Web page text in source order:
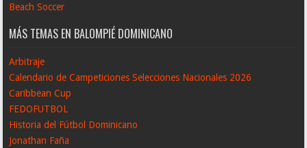
Beach Soccer
MÁS TEMAS EN BALOMPIÉ DOMINICANO
Arbitraje
Calendario de Campeticiones Selecciones Nacionales 2026
Caribbean Cup
FEDOFUTBOL
Historia del Fútbol Dominicano
Jonathan Faña